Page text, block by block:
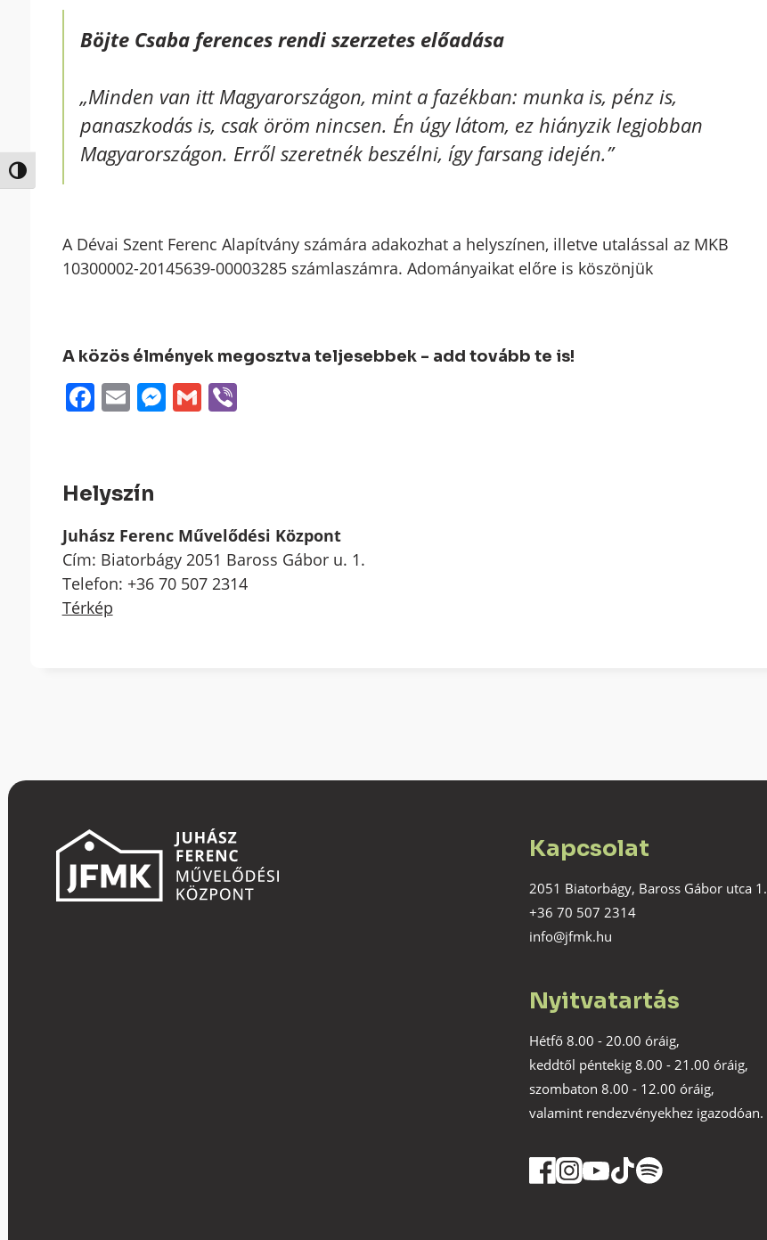
Nagy kontraszt váltása
Böjte Csaba ferences rendi szerzetes előadása
„Minden van itt Magyarországon, mint a fazékban: munka is, pénz is,
panaszkodás is, csak öröm nincsen. Én úgy látom, ez hiányzik legjobban
Magyarországon. Erről szeretnék beszélni, így farsang idején.”
A Dévai Szent Ferenc Alapítvány számára adakozhat a helyszínen, illetve utalással az MKB
10300002-20145639-00003285 számlaszámra. Adományaikat előre is köszönjük
A közös élmények megosztva teljesebbek - add tovább te is!
Facebook
EmailMessenger
GmailViber
Helyszín
Juhász Ferenc Művelődési Központ
Cím: Biatorbágy 2051 Baross Gábor u. 1.
Telefon: +36 70 507 2314
Térkép
Kapcsolat
2051 Biatorbágy, Baross Gábor utca 1.
+36 70 507 2314
info@jfmk.hu
Nyitvatartás
Hétfő 8.00 - 20.00 óráig,
keddtől péntekig 8.00 - 21.00 óráig,
szombaton 8.00 - 12.00 óráig,
valamint rendezvényekhez igazodóan.